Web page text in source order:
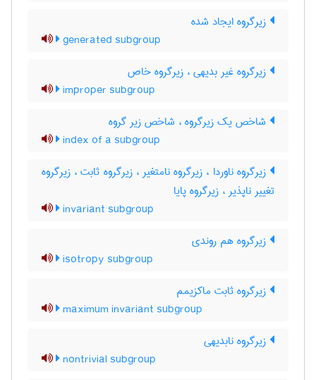
زیرگروه ایجاد شده
generated subgroup
زیرگروه غیر بدیهی ، زیرگروه خاص
improper subgroup
شاخص یک زیرگروه ، شاخص زیر گروه
index of a subgroup
زیرگروه ناوردا ، زیرگروه نامتغیر ، زیرگروه ثابت ، زیرگروه
تغییر ناپذیر ، زیرگروه پایا
invariant subgroup
زیرگروه هم روندی
isotropy subgroup
زیرگروه ثابت ماکزیمم
maximum invariant subgroup
زیرگروه نابدیهی
nontrivial subgroup